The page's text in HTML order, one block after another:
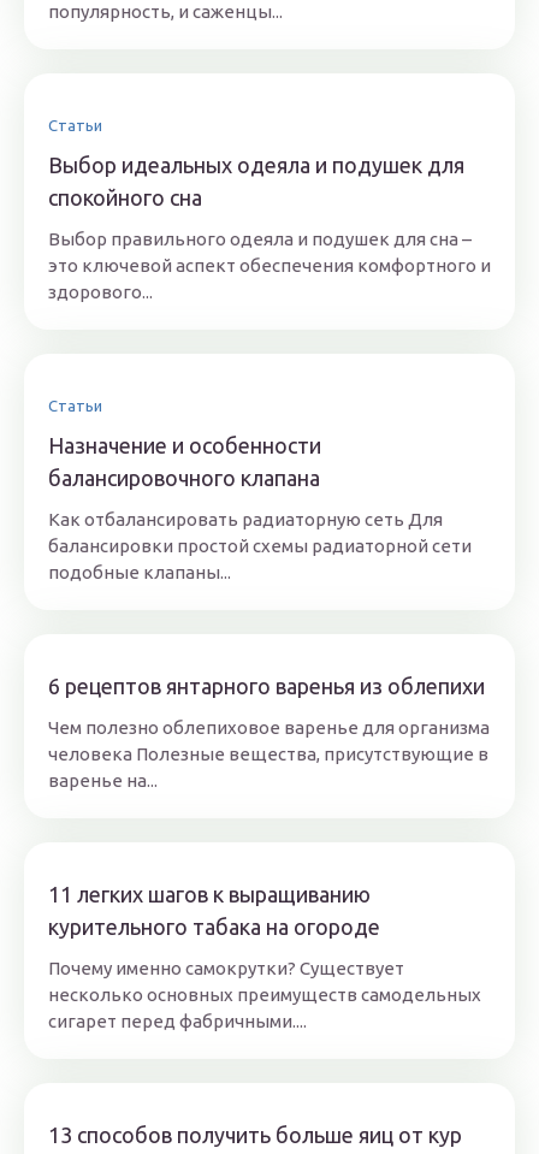
популярность, и саженцы...
Статьи
Выбор идеальных одеяла и подушек для
спокойного сна
Выбор правильного одеяла и подушек для сна –
это ключевой аспект обеспечения комфортного и
здорового...
Статьи
Назначение и особенности
балансировочного клапана
Как отбалансировать радиаторную сеть Для
балансировки простой схемы радиаторной сети
подобные клапаны...
6 рецептов янтарного варенья из облепихи
Чем полезно облепиховое варенье для организма
человека Полезные вещества, присутствующие в
варенье на...
11 легких шагов к выращиванию
курительного табака на огороде
Почему именно самокрутки? Существует
несколько основных преимуществ самодельных
сигарет перед фабричными....
13 способов получить больше яиц от кур